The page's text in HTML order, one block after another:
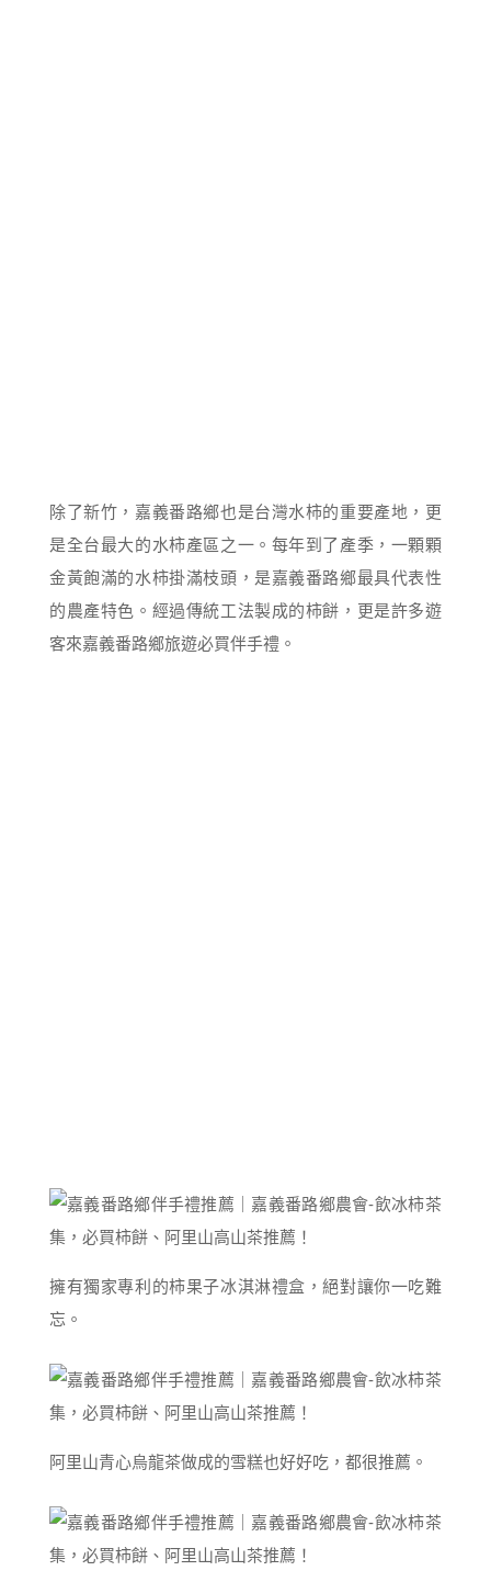
除了新竹，嘉義番路鄉也是台灣水柿的重要產地，更
是全台最大的水柿產區之一。每年到了產季，一顆顆
金黃飽滿的水柿掛滿枝頭，是嘉義番路鄉最具代表性
的農產特色。經過傳統工法製成的柿餅，更是許多遊
客來嘉義番路鄉旅遊必買伴手禮。
擁有獨家專利的柿果子冰淇淋禮盒，絕對讓你一吃難
忘。
阿里山青心烏龍茶做成的雪糕也好好吃，都很推薦。